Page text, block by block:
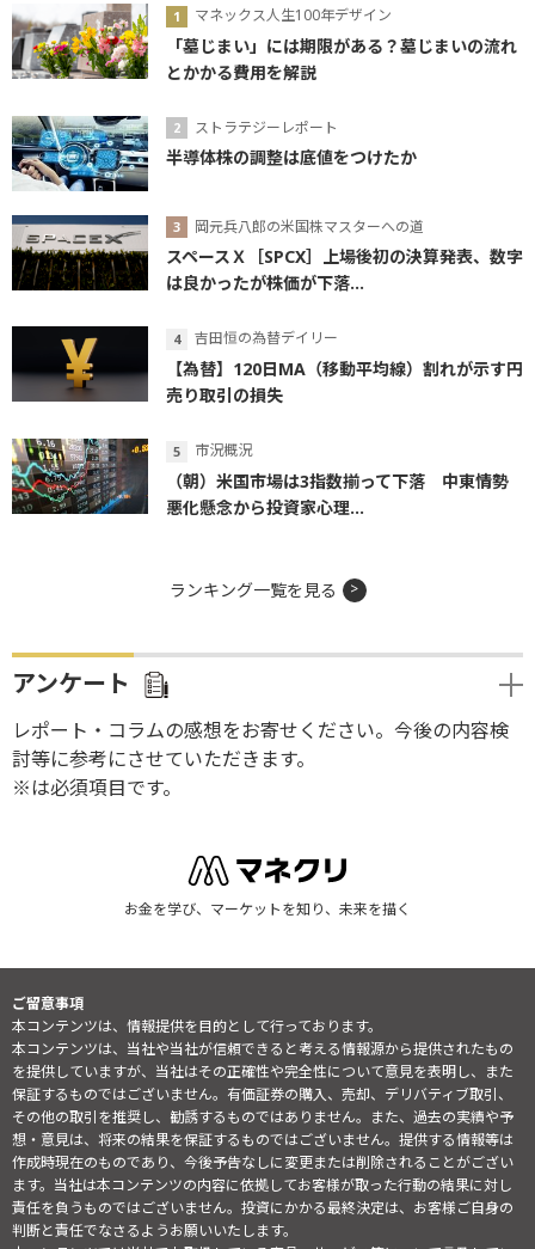
マネックス人生100年デザイン
「墓じまい」には期限がある？墓じまいの流れ
とかかる費用を解説
ストラテジーレポート
半導体株の調整は底値をつけたか
岡元兵八郎の米国株マスターへの道
スペースＸ［SPCX］上場後初の決算発表、数字
は良かったが株価が下落...
吉田恒の為替デイリー
【為替】120日MA（移動平均線）割れが示す円
売り取引の損失
市況概況
（朝）米国市場は3指数揃って下落 中東情勢
悪化懸念から投資家心理...
ランキング一覧を見る
アンケート
レポート・コラムの感想をお寄せください。今後の内容検
討等に参考にさせていただきます。
※は必須項目です。
お金を学び、マーケットを知り、未来を描く
ご留意事項
本コンテンツは、情報提供を目的として行っております。
本コンテンツは、当社や当社が信頼できると考える情報源から提供されたもの
を提供していますが、当社はその正確性や完全性について意見を表明し、また
保証するものではございません。有価証券の購入、売却、デリバティブ取引、
その他の取引を推奨し、勧誘するものではありません。また、過去の実績や予
想・意見は、将来の結果を保証するものではございません。提供する情報等は
作成時現在のものであり、今後予告なしに変更または削除されることがござい
ます。当社は本コンテンツの内容に依拠してお客様が取った行動の結果に対し
責任を負うものではございません。投資にかかる最終決定は、お客様ご自身の
判断と責任でなさるようお願いいたします。